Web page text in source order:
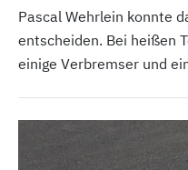
Pascal Wehrlein konnte
entscheiden. Bei heißen
einige Verbremser und